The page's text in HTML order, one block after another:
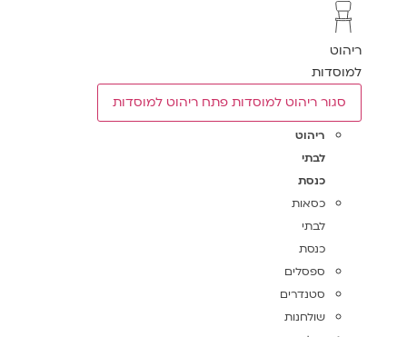
ריהוט
למוסדות
סגור ריהוט למוסדות פתח ריהוט למוסדות
ריהוט
לבתי
כנסת
כסאות
לבתי
כנסת
ספסלים
סטנדרים
שולחנות